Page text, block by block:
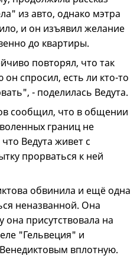
из авто, однако мэтра
и он изъявил желание
до квартиры.
повторял, что так
спросил, есть ли кто-то
- поделилась Ведута.
сообщил, что в общении
границ не
Ведута живет с
прорваться к ней
обвинила и ещё одна
неназванной. Она
она присутствовала на
"Гельвеция" и
вплотную.